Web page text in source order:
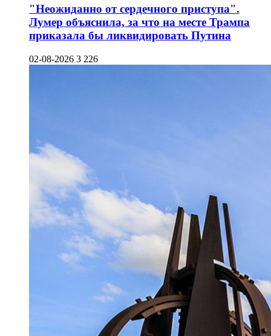
"Неожиданно от сердечного приступа".
Лумер объяснила, за что на месте Трампа
приказала бы ликвидировать Путина
02-08-2026 3 226